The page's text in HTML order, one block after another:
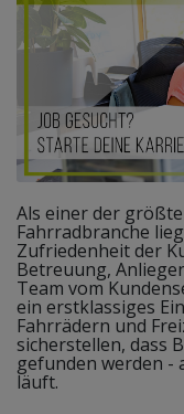
Als einer der
Fahrradbranche
Zufriedenheit der
Betreuung,
Team vom
ein erstklassiges
Fahrrädern und
sicherstellen, dass
gefunden werden -
läuft.